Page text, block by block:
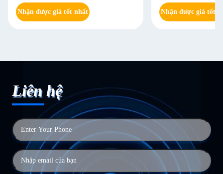
Nhận được giá tốt nhất
Power Supply
Nhận được giá tốt
Liên hệ